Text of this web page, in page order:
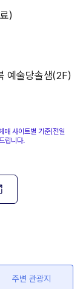
)
예술당솔샘(2F)
매 사이트별 기준(전일
립니다.
주변 관광지